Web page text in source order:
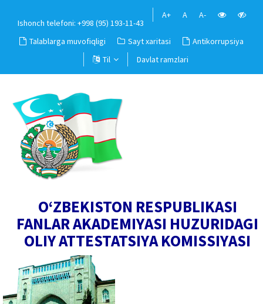
Ishonch telefoni: +998 (95) 193-11-43
A+ A A-
Talablarga muvofiqligi Sayt xaritasi
Antikorrupsiya
Til
Davlat ramzlari
O‘ZBEKISTON RESPUBLIKASI
FANLAR AKADEMIYASI HUZURIDAGI
OLIY ATTESTATSIYA KOMISSIYASI